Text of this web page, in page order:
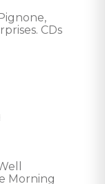
CDs
Morning